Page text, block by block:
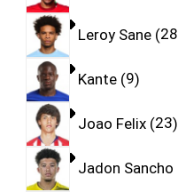
Leroy Sane 28
Kante 9
Joao Felix 23
Jadon Sancho